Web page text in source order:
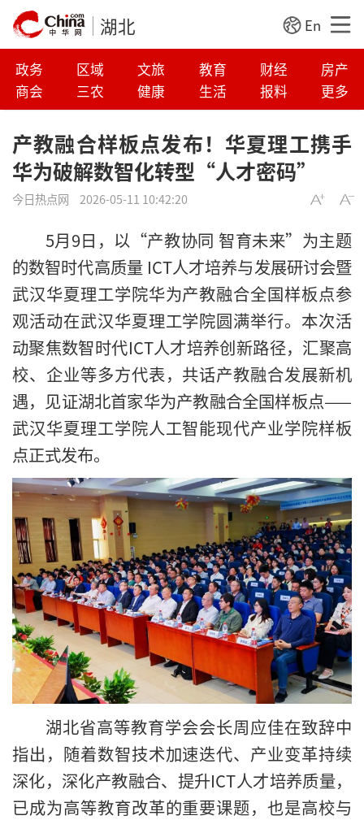
湖北 En
政务 区域 文旅 教育 财经
房产
商会
三农 健康 生活 报料 更多
产教融合样板点发布！华夏理工携手
华为破解数智化转型“人才密码”
今日热点网 2026-05-11 10:42:20
5月9日，以“产教协同 智育未来”为主题
的数智时代高质量 ICT人才培养与发展研讨会暨
武汉华夏理工学院华为产教融合全国样板点参
观活动在武汉华夏理工学院圆满举行。本次活
动聚焦数智时代ICT人才培养创新路径，汇聚高
校、企业等多方代表，共话产教融合发展新机
遇，见证湖北首家华为产教融合全国样板点——
武汉华夏理工学院人工智能现代产业学院样板
点正式发布。
湖北省高等教育学会会长周应佳在致辞中
指出，随着数智技术加速迭代、产业变革持续
深化，深化产教融合、提升ICT人才培养质量，
已成为高等教育改革的重要课题，也是高校与